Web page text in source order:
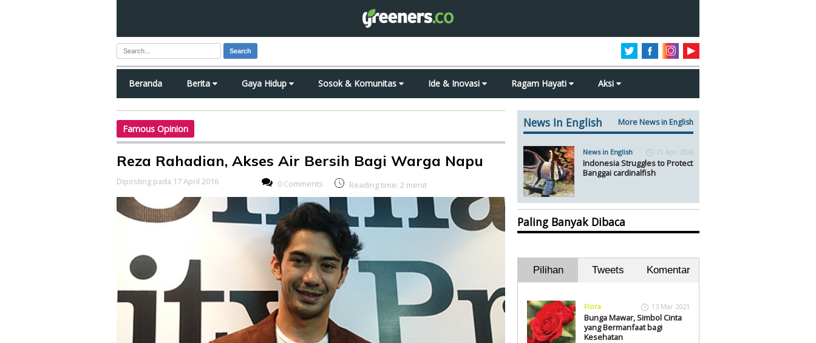
Search
Beranda Berita Gaya Hidup Sosok & Komunitas Ide & Inovasi Ragam Hayati Aksi
Famous Opinion
Reza Rahadian, Akses Air Bersih Bagi Warga Napu
Diposting pada 17 April 2016 0 Comments Reading time: 2 menit
News In English More News in English
News in English 21 Apr 2024
Indonesia Struggles to Protect
Banggai cardinalfish
Paling Banyak Dibaca
Pilihan Tweets Komentar
Flora 13 Mar 2021
Bunga Mawar, Simbol Cinta
yang Bermanfaat bagi
Kesehatan